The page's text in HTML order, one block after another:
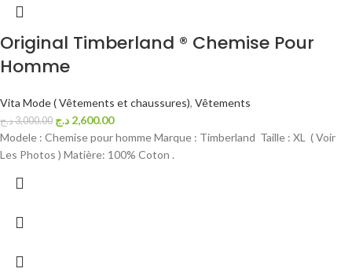
Original Timberland ® Chemise Pour
Homme
Vita Mode ( Vêtements et chaussures), Vêtements
3,000.00د.ج 2,600.00 د.ج
Modele : Chemise pour homme Marque : Timberland Taille : XL ( Voir
Les Photos ) Matière: 100% Coton .